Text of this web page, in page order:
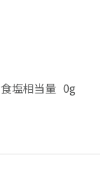
食塩相当量 0g